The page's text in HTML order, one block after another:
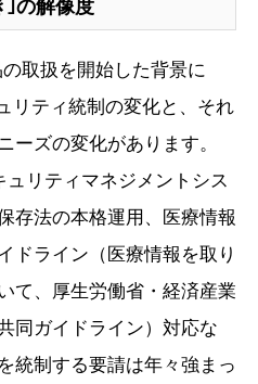
｣の解像度
取扱を開始した背景に
リティ統制の変化と、それ
ーズの変化があります。
リティマネジメントシス
存法の本格運用、医療情報
ドライン（医療情報を取り
て、厚生労働省・経済産業
同ガイドライン）対応な
統制する要請は年々強まっ